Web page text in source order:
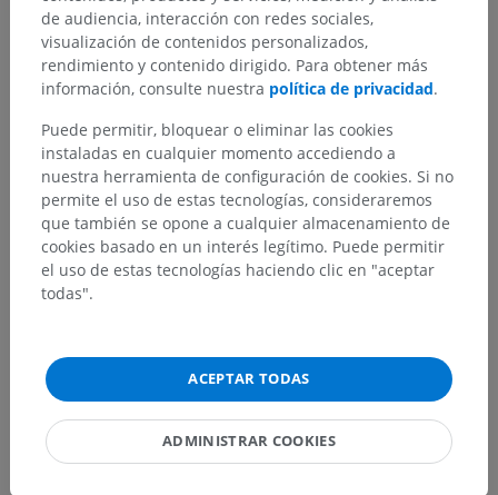
de audiencia, interacción con redes sociales,
visualización de contenidos personalizados,
rendimiento y contenido dirigido. Para obtener más
información, consulte nuestra política de privacidad.
Puede permitir, bloquear o eliminar las cookies
instaladas en cualquier momento accediendo a
nuestra herramienta de configuración de cookies. Si no
permite el uso de estas tecnologías, consideraremos
que también se opone a cualquier almacenamiento de
cookies basado en un interés legítimo. Puede permitir
el uso de estas tecnologías haciendo clic en "aceptar
todas".
ACEPTAR TODAS
ADMINISTRAR COOKIES